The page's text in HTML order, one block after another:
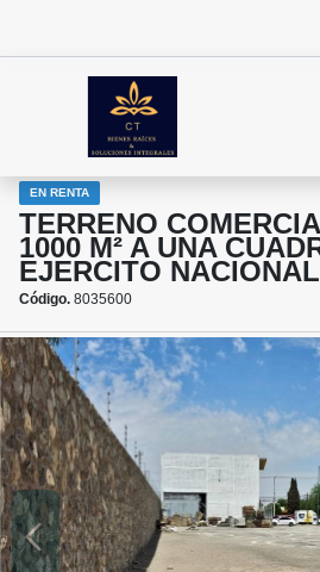
EN RENTA
TERRENO
1000 M² A UNA
EJERCITO NACIONAL
Código. 8035600